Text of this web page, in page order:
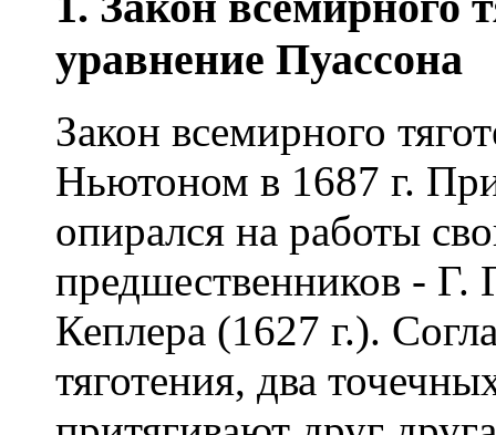
уравнение Пуассона
Закон всемирного
Ньютоном в 1687 г.
опирался на работы
предшественников - Г.
Кеплера (1627 г.).
тяготения, два